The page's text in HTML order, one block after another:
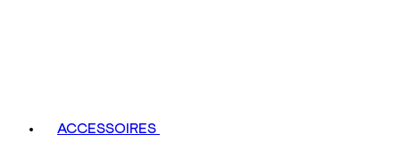
ACCESSOIRES